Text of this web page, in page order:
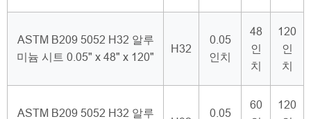
ASTM B209 5052 H32 알루
미늄 시트 0.05" x 48" x 120"
H32
0.05
인치
48
인
치
120
인
치
ASTM B209 5052 H32 알루
0.05
60
120